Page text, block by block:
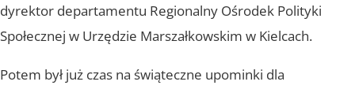
dyrektor departamentu Regionalny Ośrodek Polityki
Społecznej w Urzędzie Marszałkowskim w Kielcach.
Potem był już czas na świąteczne upominki dla